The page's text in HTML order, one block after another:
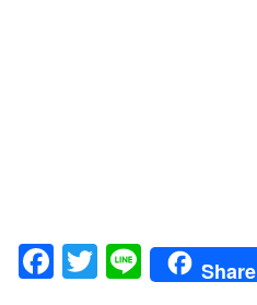
Facebook
Twitter
LineShare